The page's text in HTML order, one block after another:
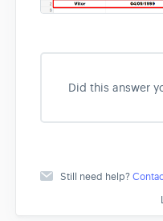
Did this answer
Still need help?